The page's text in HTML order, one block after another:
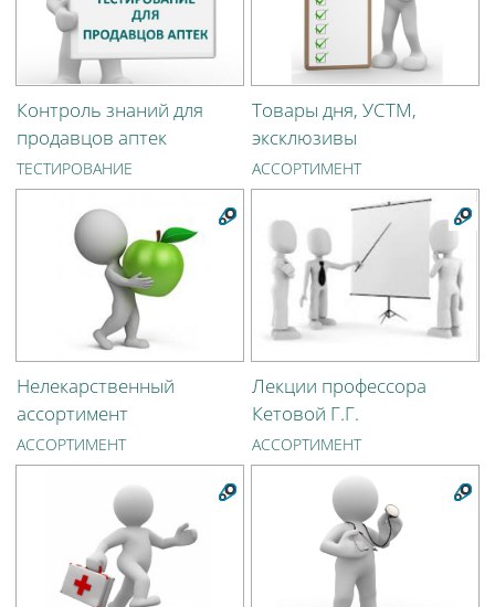
Контроль знаний для
продавцов аптек
ТЕСТИРОВАНИЕ
Товары дня, УСТМ,
эксклюзивы
АССОРТИМЕНТ
Нелекарственный
ассортимент
АССОРТИМЕНТ
Лекции профессора
Кетовой Г.Г.
АССОРТИМЕНТ